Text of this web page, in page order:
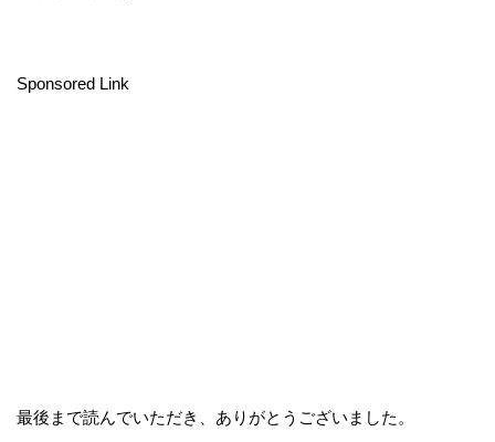
Sponsored Link
最後まで読んでいただき、ありがとうございました。